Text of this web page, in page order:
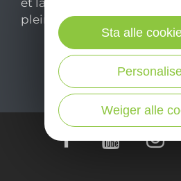
et laissez-vous inspirer
pleinement de votre séjour
Je m'abonne
Weiger alle
Sta alle